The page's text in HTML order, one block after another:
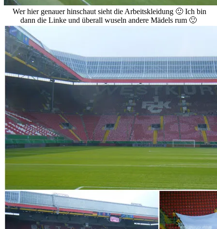
Wer hier genauer hinschaut sieht die Arbeitskleidung 🙂 Ich bin
dann die Linke und überall wuseln andere Mädels rum 🙂